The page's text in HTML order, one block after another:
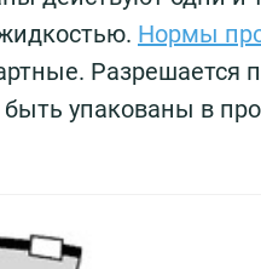
Нормы
Разрешается
упакованы в